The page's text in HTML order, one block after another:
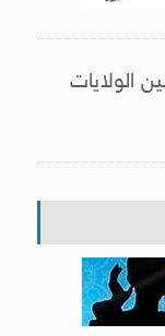
الولايات